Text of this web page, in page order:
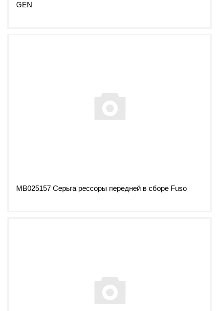
GEN
MB025157 Серьга рессоры передней в сборе Fuso